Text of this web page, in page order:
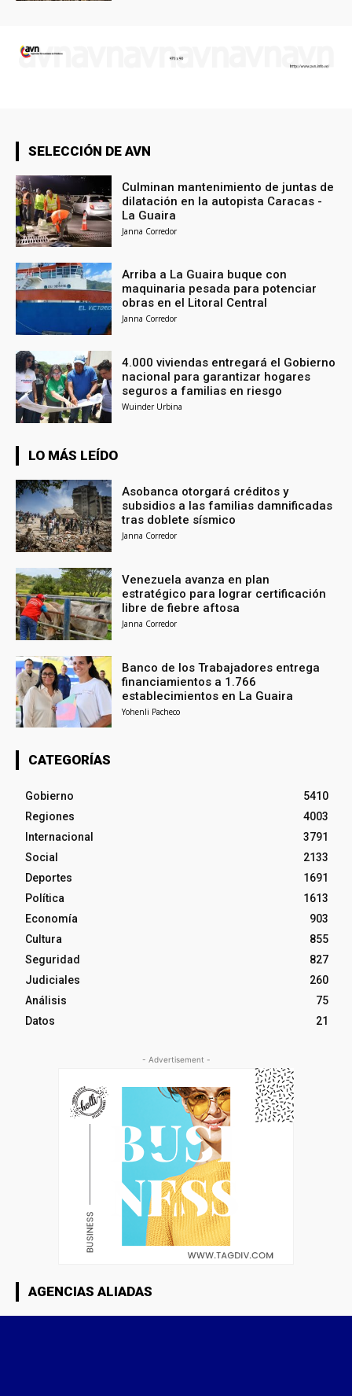
SELECCIÓN DE AVN
Culminan mantenimiento de juntas de
dilatación en la autopista Caracas -
La Guaira
Janna Corredor
Arriba a La Guaira buque con
maquinaria pesada para potenciar
obras en el Litoral Central
Janna Corredor
4.000 viviendas entregará el Gobierno
nacional para garantizar hogares
seguros a familias en riesgo
Wuinder Urbina
LO MÁS LEÍDO
Asobanca otorgará créditos y
subsidios a las familias damnificadas
tras doblete sísmico
Janna Corredor
Venezuela avanza en plan
estratégico para lograr certificación
libre de fiebre aftosa
Janna Corredor
Banco de los Trabajadores entrega
financiamientos a 1.766
establecimientos en La Guaira
Yohenli Pacheco
CATEGORÍAS
Gobierno
5410
Regiones
4003
Internacional
3791
Social
2133
Deportes
1691
Política
1613
Economía
903
Cultura
855
Seguridad
827
Judiciales
260
Análisis
75
Datos
21
- Advertisement -
AGENCIAS ALIADAS